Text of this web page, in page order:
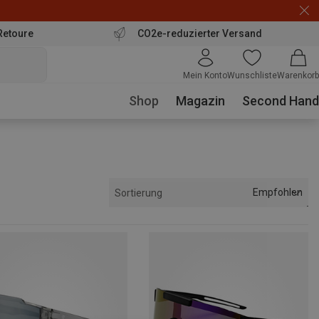
CO2e-reduzierter Versand
Mein KontoWunschlisteWarenkorb
Shop Magazin Second Hand
Sortierung Empfohlen